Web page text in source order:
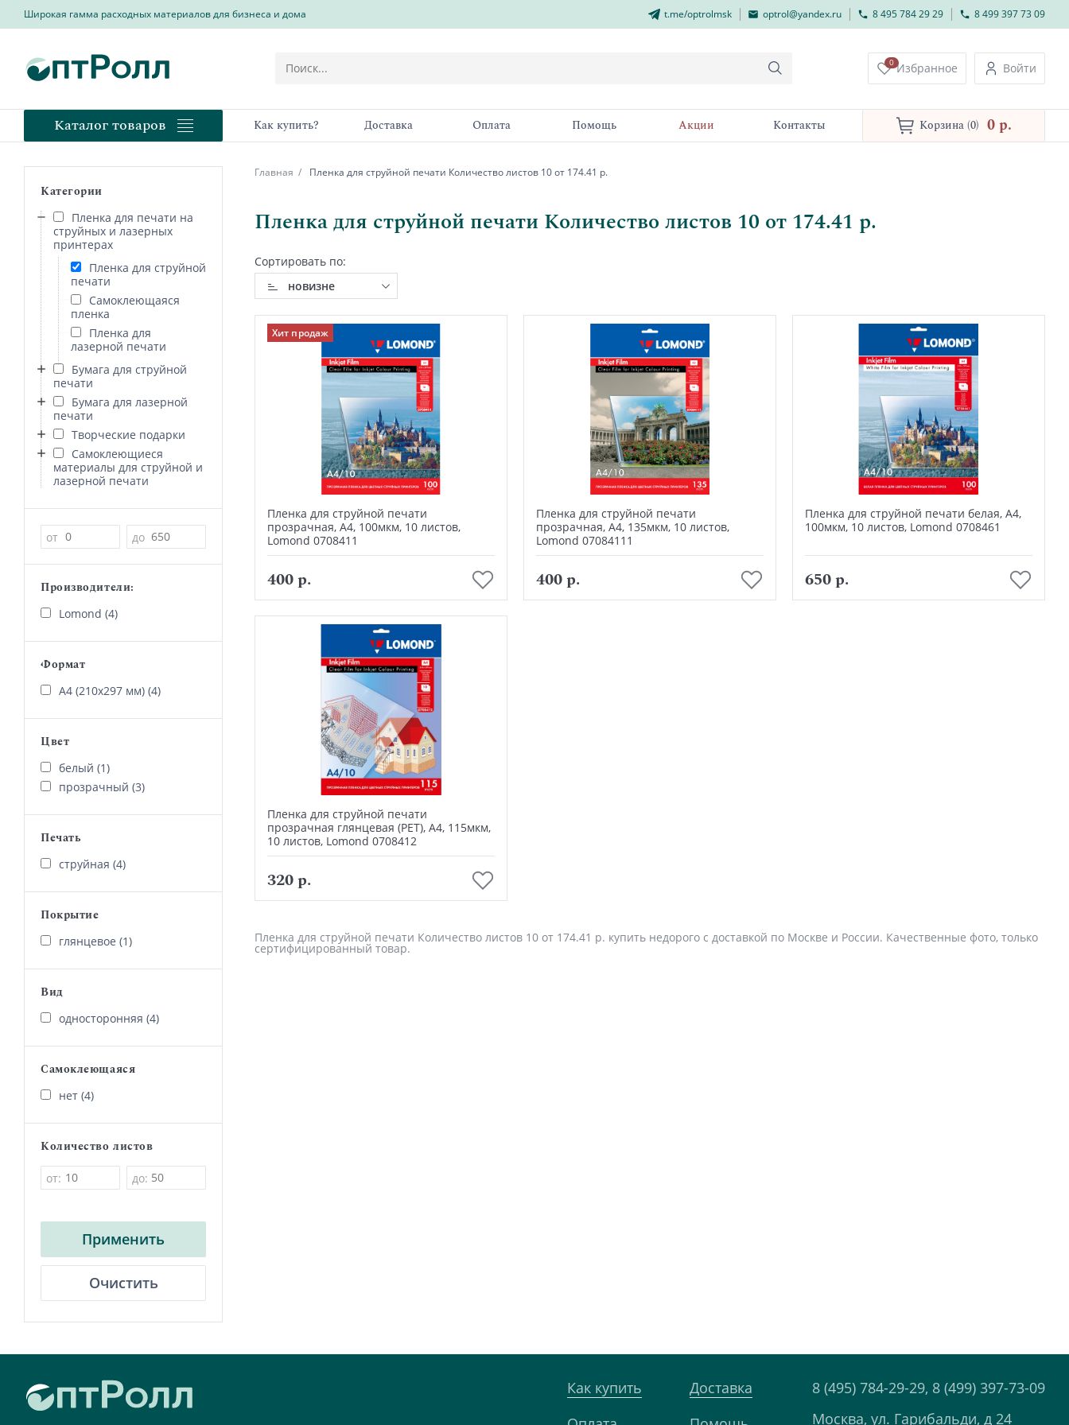
Широкая гамма расходных материалов для бизнеса и дома t.me/optrolmsk optrol@yandex.ru 8 495 784 29 29 8 499 397 73 09
0 Избранное Войти
Каталог товаров Как купить? Доставка Оплата Помощь Акции Контакты Корзина (0) 0 p.
Категории
Пленка для печати на
струйных и лазерных
принтерах
Пленка для струйной
печати
Самоклеющаяся
пленка
Пленка для
лазерной печати
Бумага для струйной
печати
Бумага для лазерной
печати
Творческие подарки
Самоклеющиеся
материалы для струйной и
лазерной печати
Цена
от до
Производители:
Lomond (4)
Формат
А4 (210х297 мм) (4)
Цвет
белый (1)
прозрачный (3)
Печать
струйная (4)
Покрытие
глянцевое (1)
Вид
односторонняя (4)
Самоклеющаяся
нет (4)
Количество листов
от: до:
Применить
Очистить
Главная Пленка для струйной печати Количество листов 10 от 174.41 р.
Пленка для струйной печати Количество листов 10 от 174.41 р.
Сортировать по:
новизне
Хит продаж
Пленка для струйной печати
прозрачная, А4, 100мкм, 10 листов,
Lomond 0708411
400 р.
Пленка для струйной печати
прозрачная, А4, 135мкм, 10 листов,
Lomond 07084111
400 р.
Пленка для струйной печати белая, А4,
100мкм, 10 листов, Lomond 0708461
650 р.
Пленка для струйной печати
прозрачная глянцевая (PET), А4, 115мкм,
10 листов, Lomond 0708412
320 р.
Пленка для струйной печати Количество листов 10 от 174.41 р. купить недорого с доставкой по Москве и России. Качественные фото, только
сертифицированный товар.
Как купить
Доставка
8 (495) 784-29-29, 8 (499) 397-73-09
Москва, ул. Гарибальди, д 24